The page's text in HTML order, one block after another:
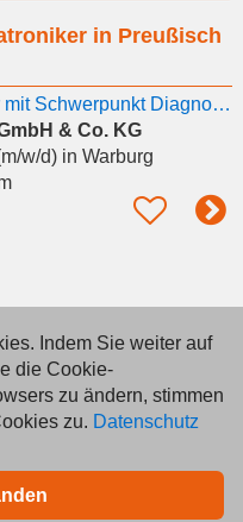
in Preußisch
KFZ-Mechatroniker mit Schwerpunkt Diagnose / Elektrik (m/w/d) in Vollzeit
& Co. KG
w/d)in Warburg
Indem Sie weiter auf
die Cookie-
zu ändern, stimmen
zu. Datenschutz